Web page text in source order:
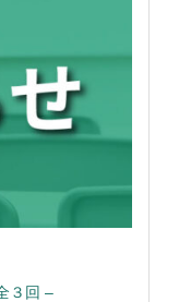
３回 –